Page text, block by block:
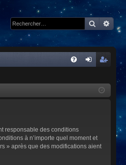
cri
responsable des conditions
à n’importe quel moment et
» après que des modifications aient